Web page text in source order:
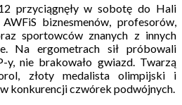
przyciągnęły w sobotę do Hali
biznesmenów, profesorów,
sportowców znanych z innych
Na ergometrach sił próbowali
y, nie brakowało gwiazd. Twarzą
złoty medalista olimpijski i
konkurencji czwórek podwójnych.